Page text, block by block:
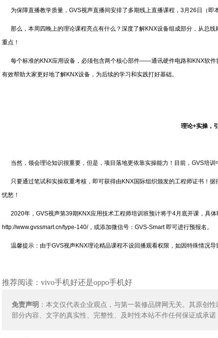
为保障直播教学质量，GVS视声直播间安排了多期线上直播课程，3月26日（即
那么，本周四晚上的理论课程亮点有什么？深度了解KNX设备组成部分，从总
重点！
每个标准的KNX应用设备，必须包含两个核心部件——通讯硬件电路和KNX软件
有效帮助大家更好地了解KNX设备，为后续的学习和实践打好基础。
理论+实操，
当然，领会理论知识很重要，但是，项目落地更依靠实操能力！目前，GVS培
只要通过笔试和实操双重考核，即可获得由KNX国际组织颁发的工程师证书！
忧愁！
2020年，GVS视声第39期KNX应用技术工程师培训班预计将于4月底开课，具
http://www.gvssmart.cn/type-140/，或添加微信号：GVS-Smart 即可进行预报名。
温馨提示：由于GVS视声KNX理论精品课程不设回播观看权限，如因特殊情况
推荐阅读：vivo手机好还是oppo手机好
免责声明 ：本文仅代表企业观点，与第一装修品牌网无关。其原创
部分内容、文字的真实性、完整性、及时性本站不作任何保证或承